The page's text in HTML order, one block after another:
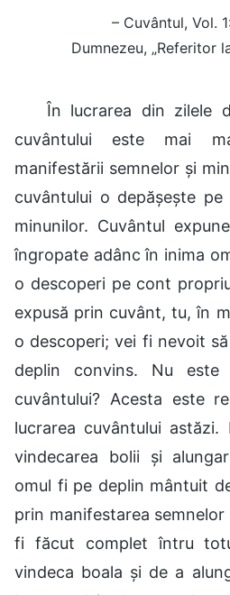
– Cuvântul, Vol.
Dumnezeu, „Referitor
În lucrarea din zilele
cuvântului este mai
manifestării semnelor și
cuvântului o depășește
minunilor. Cuvântul
îngropate adânc în inima
o descoperi pe cont
expusă prin cuvânt, tu, în
o descoperi; vei fi nevoit
deplin convins. Nu este
cuvântului? Acesta este
lucrarea cuvântului
vindecarea bolii și
omul fi pe deplin mântuit
prin manifestarea
fi făcut complet întru
vindeca boala și de a